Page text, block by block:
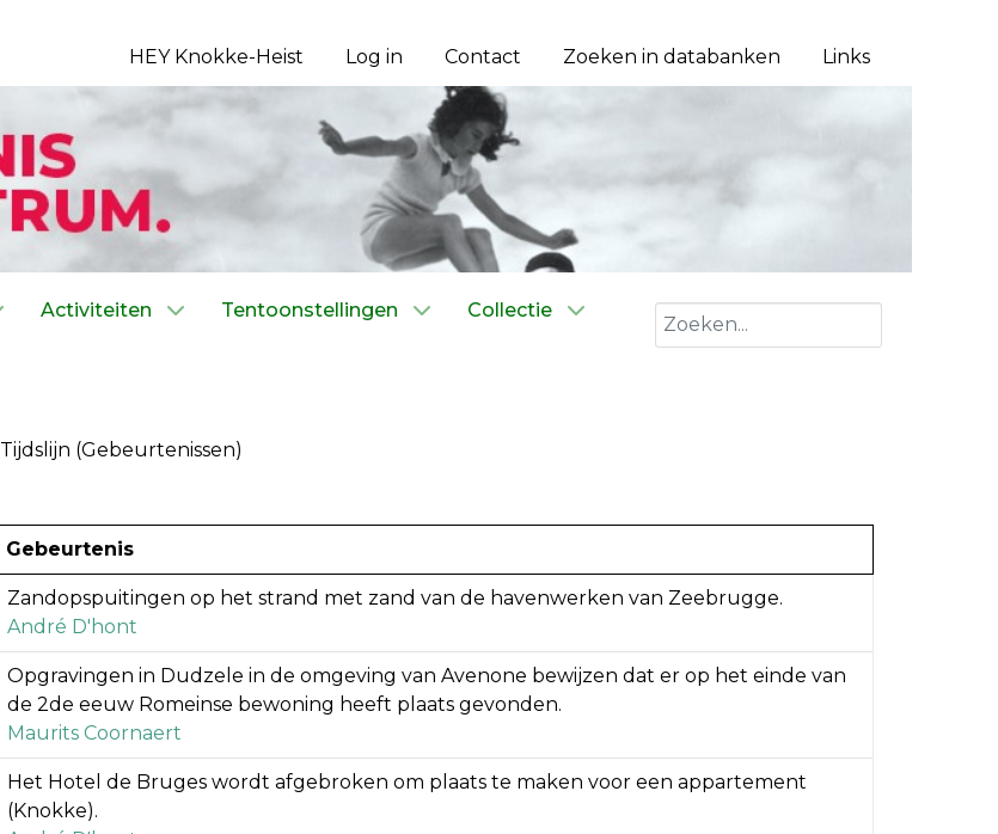
HEY Knokke-Heist Log in Contact Zoeken in databanken Links
Activiteiten Tentoonstellingen Collectie Zoeken
Tijdslijn (Gebeurtenissen)
Gebeurtenis
Zandopspuitingen op het strand met zand van de havenwerken van Zeebrugge.
André D'hont
Opgravingen in Dudzele in de omgeving van Avenone bewijzen dat er op het einde van
de 2de eeuw Romeinse bewoning heeft plaats gevonden.
Maurits Coornaert
Het Hotel de Bruges wordt afgebroken om plaats te maken voor een appartement
(Knokke).